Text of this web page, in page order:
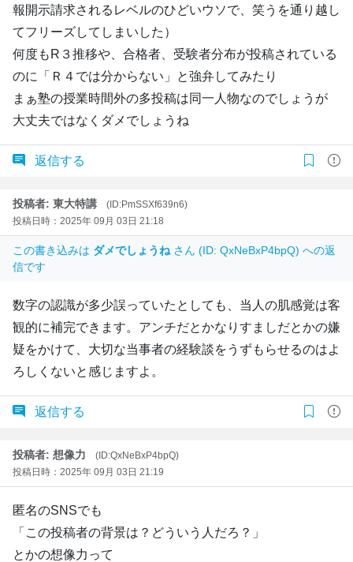
報開示請求されるレベルのひどいウソで、笑うを通り越し
てフリーズしてしまいした）
何度もR３推移や、合格者、受験者分布が投稿されている
のに「Ｒ４では分からない」と強弁してみたり
まぁ塾の授業時間外の多投稿は同一人物なのでしょうが
大丈夫ではなくダメでしょうね
返信する
投稿者: 東大特講
(ID:PmSSXf639n6)
投稿日時：2025年 09月 03日 21:18
この書き込みは ダメでしょうね さん (ID: QxNeBxP4bpQ) への返
信です
数字の認識が多少誤っていたとしても、当人の肌感覚は客
観的に補完できます。アンチだとかなりすましだとかの嫌
疑をかけて、大切な当事者の経験談をうずもらせるのはよ
ろしくないと感じますよ。
返信する
投稿者: 想像力
(ID:QxNeBxP4bpQ)
投稿日時：2025年 09月 03日 21:19
匿名のSNSでも
「この投稿者の背景は？どういう人だろ？」
とかの想像力って